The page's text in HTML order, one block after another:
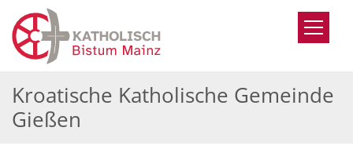
Zum Inhalt springen
Kroatische Katholische Gemeinde
Gießen